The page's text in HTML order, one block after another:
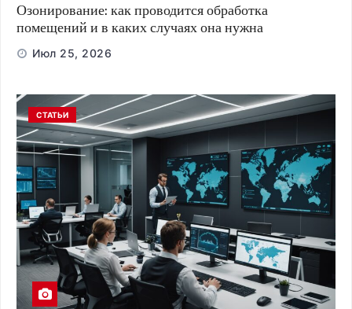
Озонирование: как проводится обработка
помещений и в каких случаях она нужна
Июл 25, 2026
СТАТЬИ